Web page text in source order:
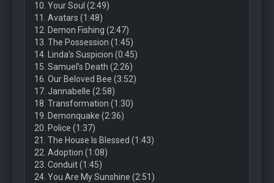
10. Your Soul (2:49)
11. Avatars (1:48)
12. Demon Fishing (2:47)
13. The Possession (1:45)
14. Linda’s Suspicion (0:45)
15. Samuel’s Death (2:26)
16. Our Beloved Bee (3:52)
17. Jannabelle (2:58)
18. Transformation (1:30)
19. Demonquake (2:36)
20. Police (1:37)
21. The House Is Blessed (1:43)
22. Adoption (1:08)
23. Conduit (1:45)
24. You Are My Sunshine (2:51)